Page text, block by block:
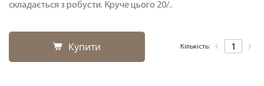
складається з робусти. Круче цього 20/..
Купити Кількість: